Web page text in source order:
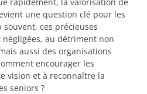
une question clé pour les
ces précieuses
au détriment non
aussi des organisations
encourager les
vision et à reconnaître la
seniors ?